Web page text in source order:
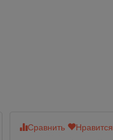
Сравнить Нравится